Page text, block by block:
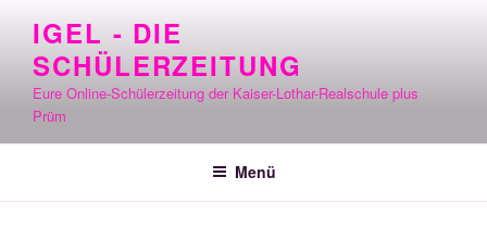
springen
IGEL - DIE
SCHÜLERZEITUNG
Eure Online-Schülerzeitung der Kaiser-Lothar-Realschule plus
Prüm
Menü